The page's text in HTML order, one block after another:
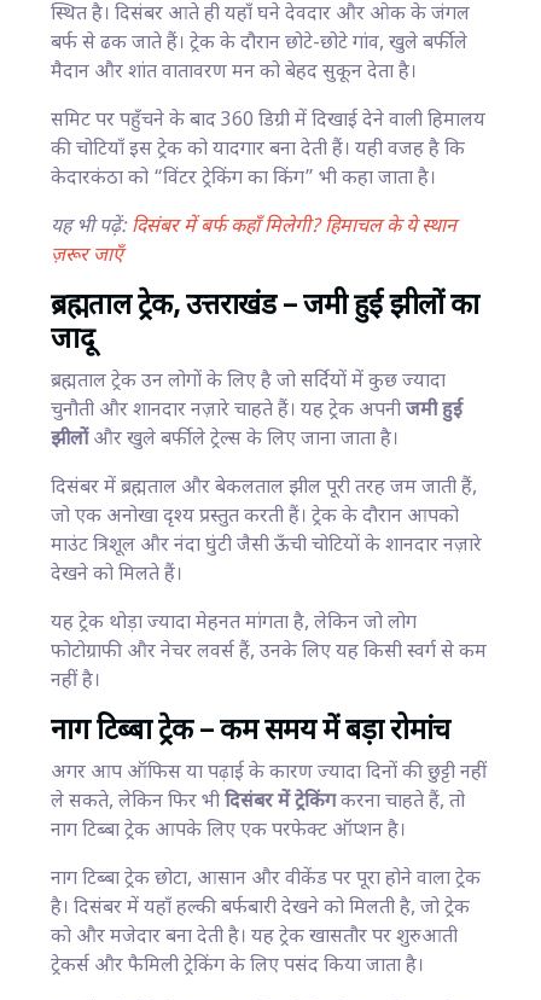
स्थित है। दिसंबर आते ही यहाँ घने देवदार और ओक के जंगल
बर्फ से ढक जाते हैं। ट्रेक के दौरान छोटे-छोटे गांव, खुले बर्फीले
मैदान और शांत वातावरण मन को बेहद सुकून देता है।
समिट पर पहुँचने के बाद 360 डिग्री में दिखाई देने वाली हिमालय
की चोटियाँ इस ट्रेक को यादगार बना देती हैं। यही वजह है कि
केदारकंठा को “विंटर ट्रेकिंग का किंग” भी कहा जाता है।
यह भी पढ़ें:दिसंबर में बर्फ कहाँ मिलेगी? हिमाचल के ये स्थान
ज़रूर जाएँ
ब्रह्मताल ट्रेक, उत्तराखंड – जमी हुई झीलों का
जादू
ब्रह्मताल ट्रेक उन लोगों के लिए है जो सर्दियों में कुछ ज्यादा
चुनौती और शानदार नज़ारे चाहते हैं। यह ट्रेक अपनीजमी हुई
झीलोंऔर खुले बर्फीले ट्रेल्स के लिए जाना जाता है।
दिसंबर में ब्रह्मताल और बेकलताल झील पूरी तरह जम जाती हैं,
जो एक अनोखा दृश्य प्रस्तुत करती हैं। ट्रेक के दौरान आपको
माउंट त्रिशूल और नंदा घुंटी जैसी ऊँची चोटियों के शानदार नज़ारे
देखने को मिलते हैं।
यह ट्रेक थोड़ा ज्यादा मेहनत मांगता है, लेकिन जो लोग
फोटोग्राफी और नेचर लवर्स हैं, उनके लिए यह किसी स्वर्ग से कम
नहीं है।
नाग टिब्बा ट्रेक – कम समय में बड़ा रोमांच
अगर आप ऑफिस या पढ़ाई के कारण ज्यादा दिनों की छुट्टी नहीं
ले सकते, लेकिन फिर भीदिसंबर में ट्रेकिंगकरना चाहते हैं, तो
नाग टिब्बा ट्रेक आपके लिए एक परफेक्ट ऑप्शन है।
नाग टिब्बा ट्रेक छोटा, आसान और वीकेंड पर पूरा होने वाला ट्रेक
है। दिसंबर में यहाँ हल्की बर्फबारी देखने को मिलती है, जो ट्रेक
को और मजेदार बना देती है। यह ट्रेक खासतौर पर शुरुआती
ट्रेकर्स और फैमिली ट्रेकिंग के लिए पसंद किया जाता है।